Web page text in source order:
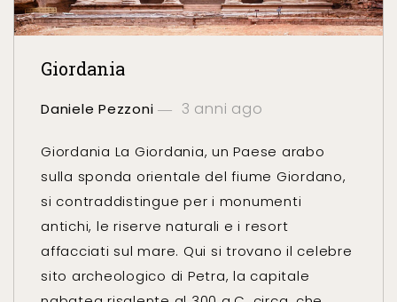
Giordania
Daniele Pezzoni 3 anni ago
Giordania La Giordania, un Paese arabo
sulla sponda orientale del fiume Giordano,
si contraddistingue per i monumenti
antichi, le riserve naturali e i resort
affacciati sul mare. Qui si trovano il celebre
sito archeologico di Petra, la capitale